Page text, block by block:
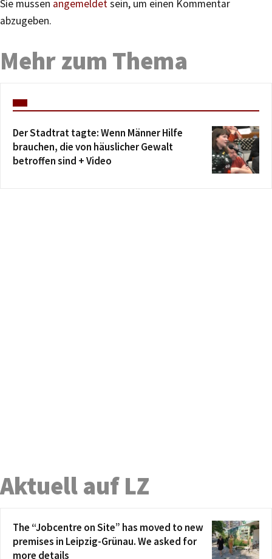
Sie müssen angemeldetsein, um einen Kommentar
abzugeben.
Mehr zum Thema
Der Stadtrat tagte: Wenn Männer Hilfe
brauchen, die von häuslicher Gewalt
betroffen sind + Video
Aktuell auf LZ
The “Jobcentre on Site” has moved to new
premises in Leipzig-Grünau. We asked for
more details